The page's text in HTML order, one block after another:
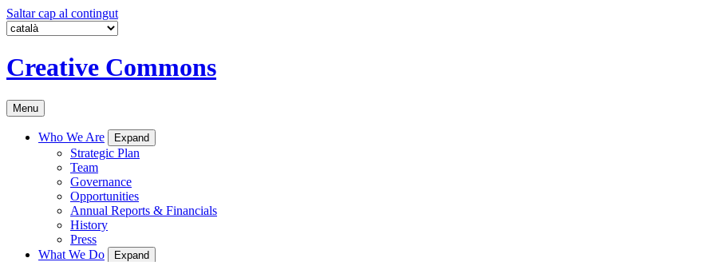
Saltar cap al contingut
Creative Commons
Menu
Who We Are Expand
Strategic Plan
Team
Governance
Opportunities
Annual Reports & Financials
History
Press
What We Do
Expand